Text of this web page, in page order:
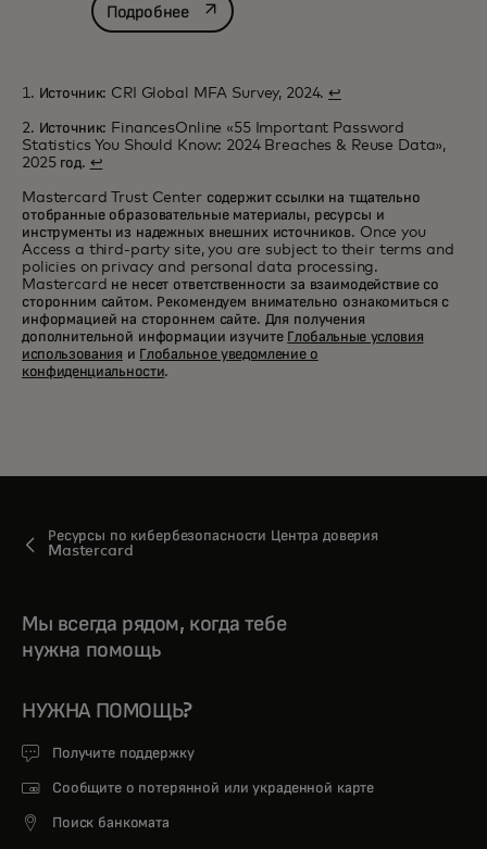
Подробнееopens in a new tab
1. Источник: CRI Global MFA Survey, 2024.↩
2. Источник: FinancesOnline «55 Important Password
Statistics You Should Know: 2024 Breaches & Reuse Data»,
2025 год. ↩
Mastercard Trust Center содержит ссылки на тщательно
отобранные образовательные материалы, ресурсы и
инструменты из надежных внешних источников. Once you
Access a third-party site, you are subject to their terms and
policies on privacy and personal data processing.
Mastercard не несет ответственности за взаимодействие со
сторонним сайтом. Рекомендуем внимательно ознакомиться с
информацией на стороннем сайте. Для получения
дополнительной информации изучите Глобальные условия
использования и Глобальное уведомление о
конфиденциальности.
Ресурсы по кибербезопасности Центра доверия
Mastercard
Мы всегда рядом, когда тебе
нужна помощь
НУЖНА ПОМОЩЬ?
Получите поддержку
Сообщите о потерянной или украденной карте
Поиск банкомата